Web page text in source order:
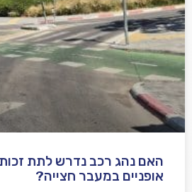
אני מאשר/ת קבלת דיוור במייל
למדיניות הפרטיות
האם נהג רכב נדרש לתת
אופניים במעבר חצייה?